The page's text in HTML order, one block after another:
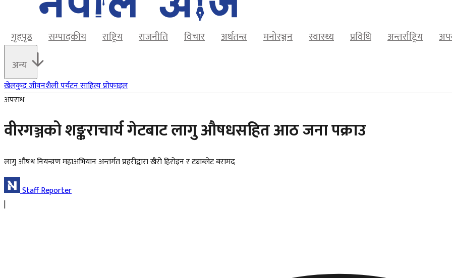
गृहपृष्ठ सम्पादकीय राष्ट्रिय राजनीति विचार अर्थतन्त्र मनोरञ्जन स्वास्थ्य प्रविधि अन्तर्राष्ट्रिय
अन्य
खेलकुदजीवनशैलीपर्यटनसाहित्यप्रोफाइल
अपराध
वीरगञ्जको शङ्कराचार्य गेटबाट लागु औषधसहित आठ जना पक्राउ
लागु औषध नियन्त्रण महाअभियान अन्तर्गत प्रहरीद्वारा खैरो हिरोइन र ट्याब्लेट बरामद
Staff Reporter
|